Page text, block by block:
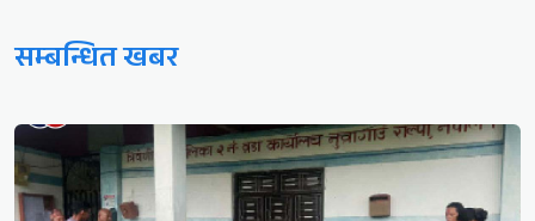
सम्बन्धित खबर